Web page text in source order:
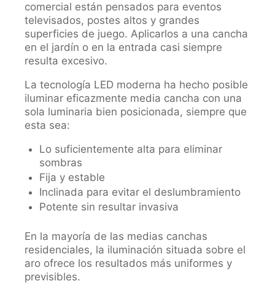
comercial están pensados para eventos
televisados, postes altos y grandes
superficies de juego. Aplicarlos a una cancha
en el jardín o en la entrada casi siempre
resulta excesivo.
La tecnología LED moderna ha hecho posible
iluminar eficazmente media cancha con una
sola luminaria bien posicionada, siempre que
esta sea:
Lo suficientemente alta para eliminar
sombras
Fija y estable
Inclinada para evitar el deslumbramiento
Potente sin resultar invasiva
En la mayoría de las medias canchas
residenciales, la iluminación situada sobre el
aro ofrece los resultados más uniformes y
previsibles.